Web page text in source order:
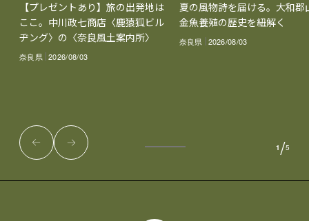
【プレゼントあり】旅の出発地は
ここ。中川政七商店〈鹿猿狐ビル
ヂング〉の〈奈良風土案内所〉
奈良県 2026/08/03
夏の風物詩を届ける。大和郡
金魚養殖の歴史を紐解く
奈良県 2026/08/03
1 /5